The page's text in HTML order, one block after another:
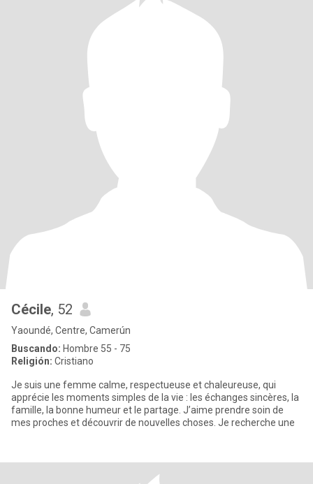
Cécile, 52
Yaoundé, Centre, Camerún
Buscando: Hombre 55 - 75
Religión: Cristiano
Je suis une femme calme, respectueuse et chaleureuse, qui
apprécie les moments simples de la vie : les échanges sincères, la
famille, la bonne humeur et le partage. J’aime prendre soin de
mes proches et découvrir de nouvelles choses. Je recherche une